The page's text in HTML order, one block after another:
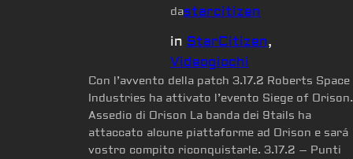
dastarcitizen
in StarCitizen
Videogiochi
Con l’avvento della patch 3.17.2 Roberts Space
Industries ha attivato l’evento Siege of Orison.
Assedio di Orison La banda dei 9tails ha
attaccato alcune piattaforme ad Orison e sará
vostro compito riconquistarle. 3.17.2 – Punti